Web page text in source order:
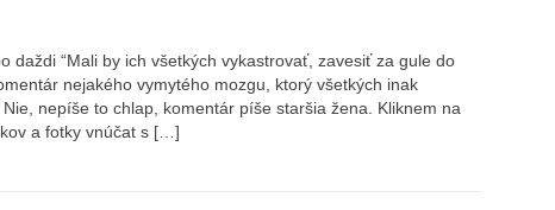
daždi “Mali by ich všetkých vykastrovať, zavesiť za gule do
nejakého vymytého mozgu, ktorý všetkých inak
nepíše to chlap, komentár píše staršia žena. Kliknem na
a fotky vnúčat s […]